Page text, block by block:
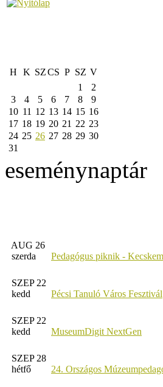
H K SZCS P SZ V
1
2
3
4 5 6 7 8
9
10 11 12 13 14 15 16
17 18 19 20 21 22 23
24 25 26 27 28 29 30
31
eseménynaptár
AUG 26
szerda
Pedagógus piknik -
SZEP 22
kedd
Pécsi Tanuló Város Fesztivál
SZEP 22
kedd
MuseumDigit NextGen
SZEP 28
hétfő
24. Országos